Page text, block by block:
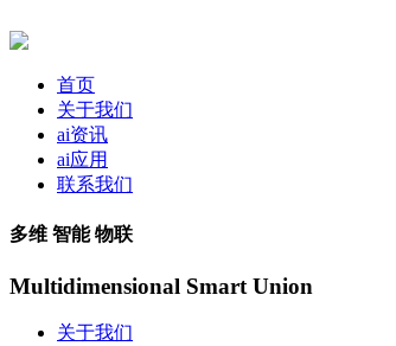
首页
关于我们
ai资讯
ai应用
联系我们
多维 智能 物联
Multidimensional Smart Union
关于我们